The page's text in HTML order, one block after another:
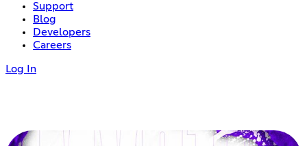
Support
Blog
Developers
Careers
Log In